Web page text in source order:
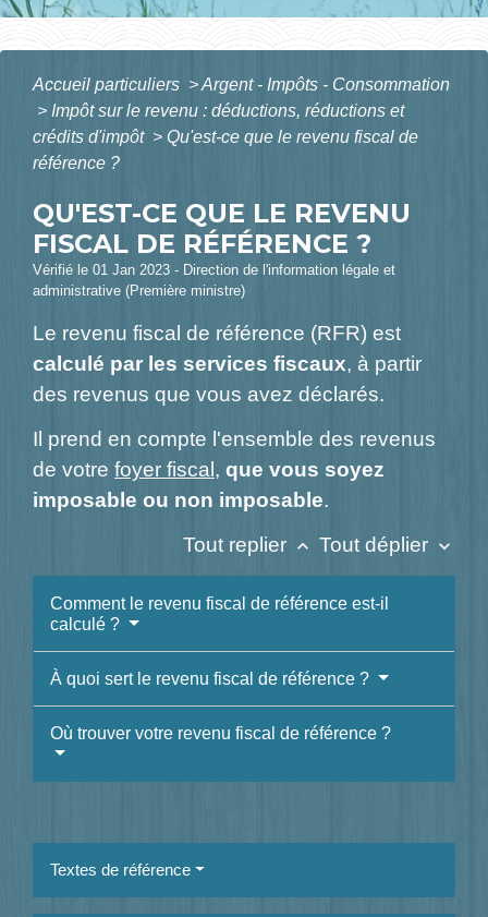
Accueil particuliers >Argent - Impôts - Consommation
> Impôt sur le revenu : déductions, réductions et
crédits d'impôt > Qu'est-ce que le revenu fiscal de
référence ?
QU'EST-CE QUE LE REVENU
FISCAL DE RÉFÉRENCE ?
Vérifié le 01 Jan 2023 - Direction de l'information légale et
administrative (Première ministre)
Le revenu fiscal de référence (RFR) est
calculé par les services fiscaux, à partir
des revenus que vous avez déclarés.
Il prend en compte l'ensemble des revenus
de votre foyer fiscal , que vous soyez
imposable ou non imposable.
Tout replier keyboard_arrow_up Tout déplier keyboard_arrow_down
Comment le revenu fiscal de référence est-il
calculé ?
À quoi sert le revenu fiscal de référence ?
Où trouver votre revenu fiscal de référence ?
Textes de référence